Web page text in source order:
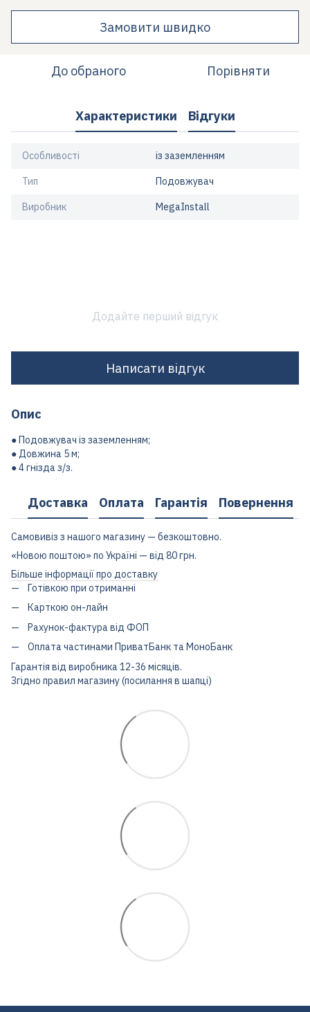
Замовити швидко
До обраного Порівняти
Характеристики Відгуки
Особливості із заземленням
Тип Подовжувач
Виробник MegaInstall
Додайте перший відгук
Написати відгук
Опис
● Подовжувач із заземленням;
● Довжина 5 м;
● 4 гнізда з/з.
Доставка Оплата Гарантія Повернення
Самовивіз з нашого магазину — безкоштовно.
«Новою поштою» по Україні — від 80 грн.
Більше інформації про доставку
Готівкою при отриманні
Карткою он-лайн
Рахунок-фактура від ФОП
Оплата частинами ПриватБанк та МоноБанк
Гарантія від виробника 12-36 місяців.
Згідно правил магазину (посилання в шапці)